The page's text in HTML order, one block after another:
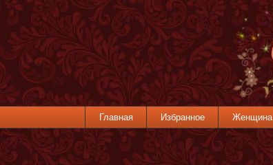
Главная Избранное Женщина